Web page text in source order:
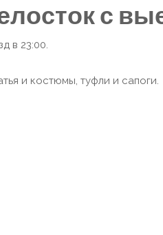
с
в 23:00.
и костюмы, туфли и сапоги.